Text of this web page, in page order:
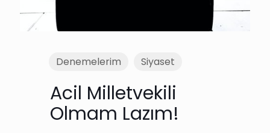
Denemelerim Siyaset
Acil Milletvekili
Olmam Lazım!